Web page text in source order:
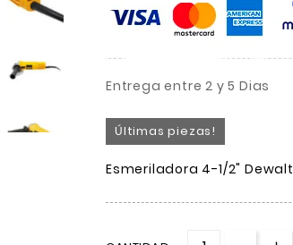
Entrega entre 2 y 5 Dias
Últimas piezas!
Esmeriladora 4-1/2" Dewalt